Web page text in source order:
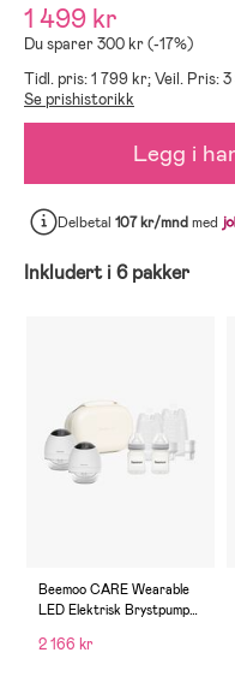
1 499 kr
Du sparer 300 kr (-17%)
Tidl. pris: 1 799 kr;Veil. Pris:
Se prishistorikk
Legg i
Delbetal 107 kr/mndmed
Inkludert i 6 pakker
Beemoo CARE Wearable
LED Elektrisk Brystpumpe
Brystmelkposer,
2 166 kr